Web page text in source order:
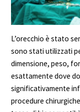
L’orecchio è stato
sono stati utilizzati
dimensione, peso,
esattamente dove
significativamente
procedure